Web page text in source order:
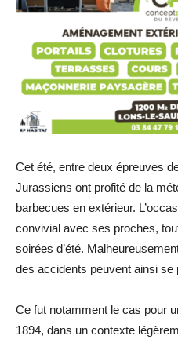
Cet été, entre deux épreuves
Jurassiens ont profité de la
barbecues en extérieur.
convivial avec ses proches,
soirées d’été.
des accidents peuvent ainsi se
Ce fut notamment le cas pour
1894, dans un contexte